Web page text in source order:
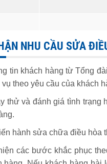
NHU CẦU SỬA
tin khách hàng từ Tổng
theo yêu cầu của khách
thử và đánh giá tình
hành sửa chữa điều hòa
các bước khắc phục